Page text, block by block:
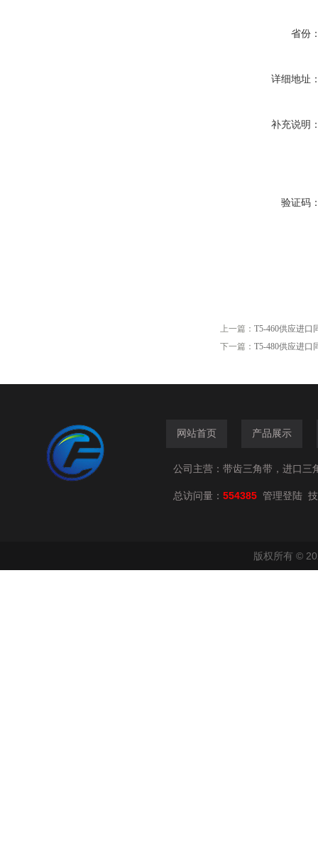
省份
详细地址
补充说明
验证码
上一篇： T5-460供应进口
下一篇： T5-480供应进口
网站首页 产品展示
公司主营：带齿三角带，进口三
总访问量： 554385 管理登陆
版权所有 ©